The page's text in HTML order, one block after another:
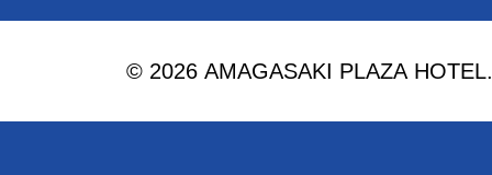
© 2026 AMAGASAKI PLAZA